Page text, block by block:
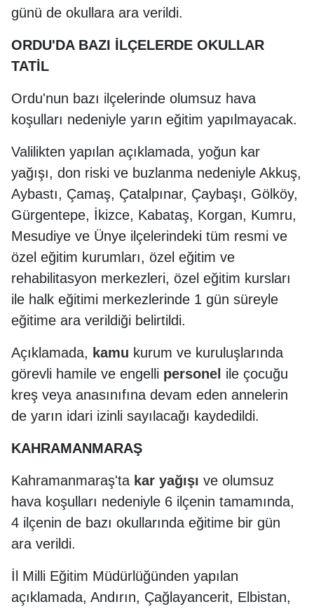
günü de okullara ara verildi.
ORDU'DA BAZI İLÇELERDE OKULLAR
TATİL
Ordu'nun bazı ilçelerinde olumsuz hava
koşulları nedeniyle yarın eğitim yapılmayacak.
Valilikten yapılan açıklamada, yoğun kar
yağışı, don riski ve buzlanma nedeniyle Akkuş,
Aybastı, Çamaş, Çatalpınar, Çaybaşı, Gölköy,
Gürgentepe, İkizce, Kabataş, Korgan, Kumru,
Mesudiye ve Ünye ilçelerindeki tüm resmi ve
özel eğitim kurumları, özel eğitim ve
rehabilitasyon merkezleri, özel eğitim kursları
ile halk eğitimi merkezlerinde 1 gün süreyle
eğitime ara verildiği belirtildi.
Açıklamada, kamu kurum ve kuruluşlarında
görevli hamile ve engelli personel ile çocuğu
kreş veya anasınıfına devam eden annelerin
de yarın idari izinli sayılacağı kaydedildi.
KAHRAMANMARAŞ
Kahramanmaraş'ta kar yağışı ve olumsuz
hava koşulları nedeniyle 6 ilçenin tamamında,
4 ilçenin de bazı okullarında eğitime bir gün
ara verildi.
İl Milli Eğitim Müdürlüğünden yapılan
açıklamada, Andırın, Çağlayancerit, Elbistan,